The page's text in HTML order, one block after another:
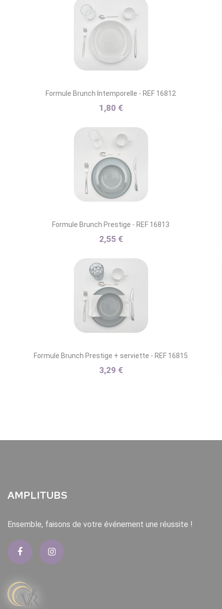
Formule Brunch Intemporelle - REF 16812
1,80 €
Formule Brunch Prestige - REF 16813
2,55 €
Formule Brunch Prestige + serviette - REF 16815
3,29 €
AMPLITUBS
Ensemble, faisons de votre événement une réussite !